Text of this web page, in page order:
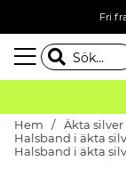
Fri
Hem Äkta silver
Halsband i äkta
Halsband i äkta